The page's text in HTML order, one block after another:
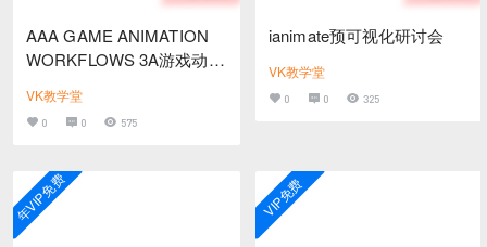
AAA GAME ANIMATION
WORKFLOWS 3A游戏动画
VK教学堂
0 0 575
ianimate预可视化研讨会
VK教学堂
0 0 325
年VIP免费 VIP免费